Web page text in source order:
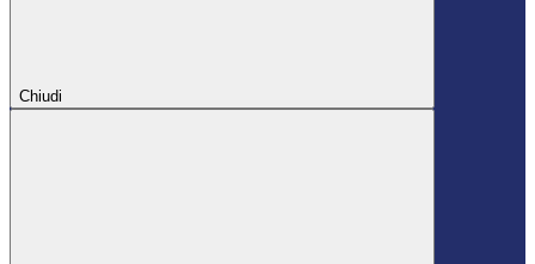
Chiudi